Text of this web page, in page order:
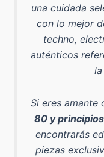
una cuidada
con lo mejor
techno,
auténticos
Si eres amante
80 y
encontrarás
piezas